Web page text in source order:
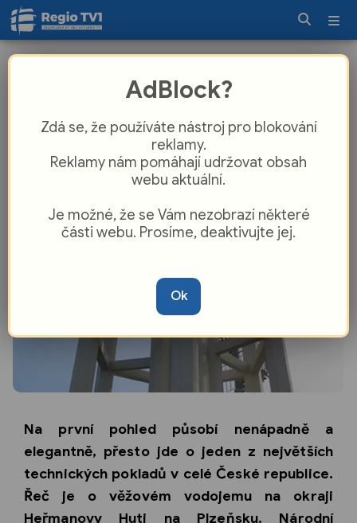
Elegantní betonová věž v Heřmanově
pekelně vzácné dědictví
Na první pohled působí nenápadně a
elegantně, přesto jde o jeden z největších
technických pokladů v celé České republice.
Řeč je o věžovém vodojemu na okraji
Heřmanovy Huti na Plzeňsku. Národní
AdBlock?
Zdá se, že používáte nástroj pro blokování
reklamy.
Reklamy nám pomáhají udržovat obsah
webu aktuální.
Je možné, že se Vám nezobrazí některé
části webu. Prosíme, deaktivujte jej.
Ok